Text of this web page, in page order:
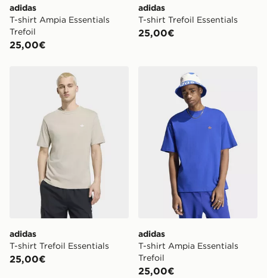
adidas
T-shirt Ampia Essentials
Trefoil
25,00€
adidas
T-shirt Trefoil Essentials
25,00€
adidas T-shirt Trefoil Essentials
adidas
T-shirt Trefoil Essentials
25,00€
adidas T-shirt Ampia
adidas
T-shirt Ampia Essentials
Trefoil
25,00€